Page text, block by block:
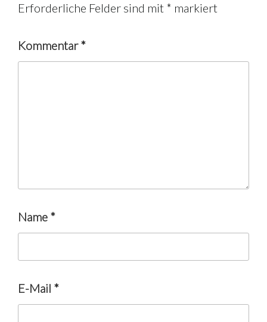
Erforderliche Felder sind mit * markiert
Kommentar*
Name *
E-Mail *